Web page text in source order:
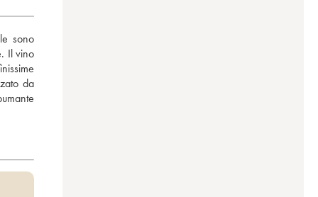
sono
Il vino
da